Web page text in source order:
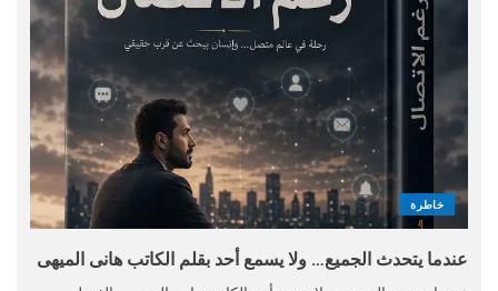
خاطرة
عندما يتحدث الجميع… ولا يسمع أحد بقلم الكاتب هانى الميهى